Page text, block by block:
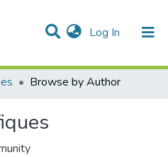
Log In (current)
Supérieure des Travaux
Browse by Author